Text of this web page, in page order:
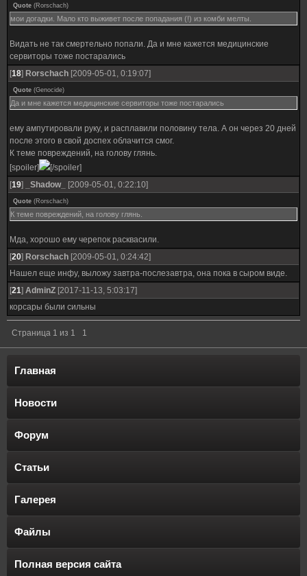
Quote (Rorschach)
мои догадки. Мало кто выживет после попадания (!) из комби мелты.
Видать не так смертельно попали. Да и мне кажется медицинские
сервиторы тоже постарались
[18] Rorschach [2009-05-01, 0:19:07]
Quote (Genocide)
Да и мне кажется медицинские сервиторы тоже постарались
ему ампутировали руку, и расплавили половину тела. А он через 20 дней
после этого в свой доспех облачится смог.
К теме повреждений, на голову глянь.
[spoiler]
[/spoiler]
[19] _Shadow_ [2009-05-01, 0:22:10]
Quote (Rorschach)
К теме повреждений, на голову глянь.
Мда, хорошо ему черепок расквасили.
[20] Rorschach [2009-05-01, 0:24:42]
Нашел еще инфу, выложу завтра-послезавтра, она пока в сыром виде.
[21] AdminZ [2017-11-13, 5:03:17]
корсары были сильны
Страница 1 из 1 1
Главная
Новости
Форум
Статьи
Галерея
Файлы
Полная версия сайта